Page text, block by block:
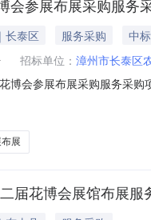
会参展布展采购服务
长泰区 服务采购
中
招标单位： 漳州市长泰区
博会参展布展采购服务采
仙大街与东环城路交叉口
展
届花博会展馆布展